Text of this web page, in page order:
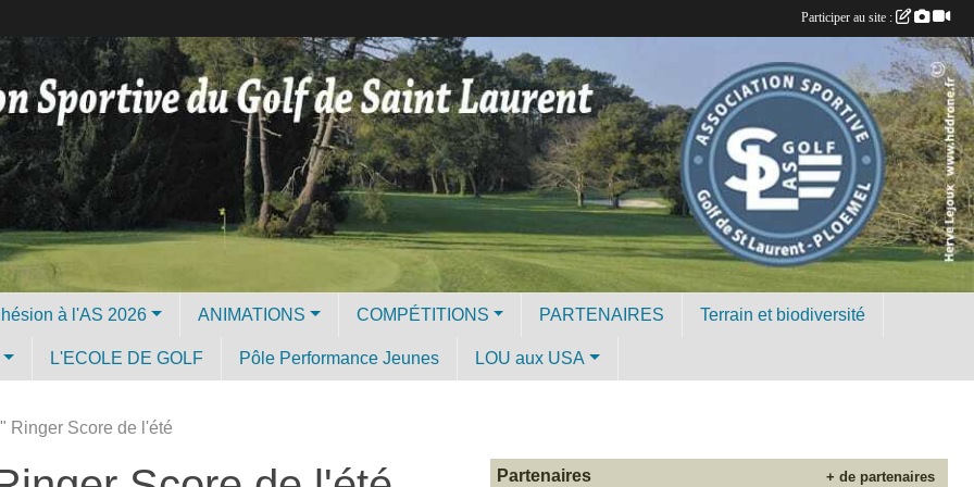
Licence et Adhésion à l'AS 2026 ANIMATIONS COMPÉTITIONS PARTENAIRES Terrain et biodiversité
L'ECOLE DE GOLF Pôle Performance Jeunes LOU aux USA
Ringer Score de l'été
Partenaires + de partenaires
Participer au site :